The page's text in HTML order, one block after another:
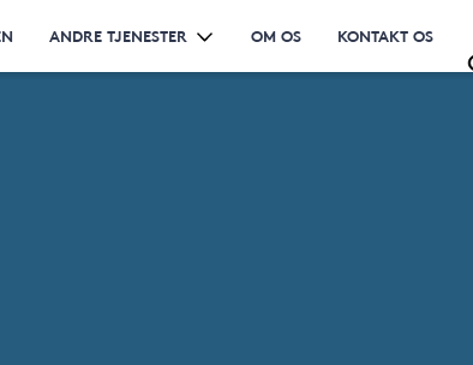
ANDRE TJENESTER OM OS KONTAKT OS